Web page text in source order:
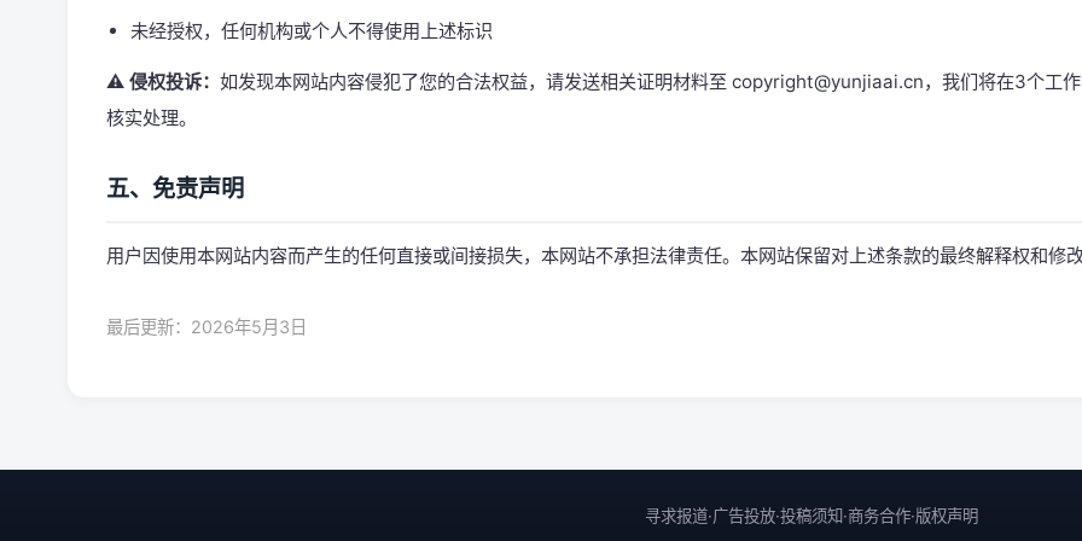
未经授权，任何机构或个人不得使用上述标识
⚠️ 侵权投诉： 如发现本网站内容侵犯了您的合法权益，请发送相关证明材料至 copyright@yunjiaai.cn，我们将在3个工
核实处理。
五、免责声明
用户因使用本网站内容而产生的任何直接或间接损失，本网站不承担法律责任。本网站保留对上述条款的最终解释权和修改
最后更新：2026年5月3日
寻求报道·广告投放·投稿须知·商务合作·版权声明